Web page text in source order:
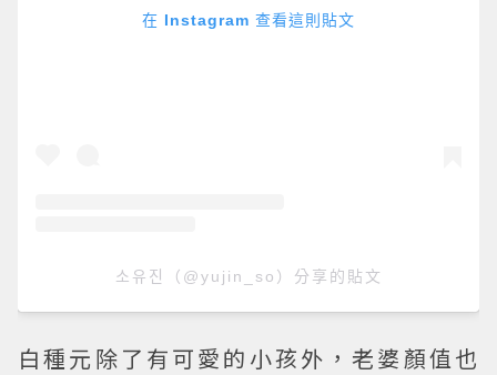
在 Instagram 查看這則貼文
소유진（@yujin_so）分享的貼文
白種元除了有可愛的小孩外，老婆顏值也